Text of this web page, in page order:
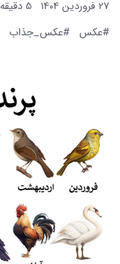
27 فروردین 1404
5 دقیقه زمان مطالعه
#عکس
#عکس_جذاب